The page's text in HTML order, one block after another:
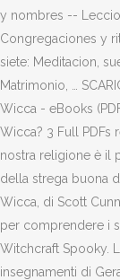
y nombres --
Congregaciones y
siete: Meditacion,
Matrimonio, …
Wicca - eBooks
Wicca? 3 Full PDFs
nostra religione è il
della strega buona
Wicca, di Scott
per comprendere i
Witchcraft Spooky.
insegnamenti di